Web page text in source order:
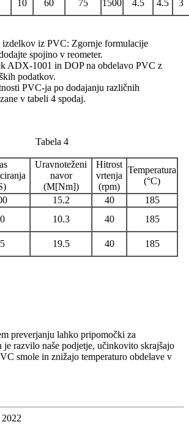
10 60 75 1500 4.5 4.5 3
izdelkov iz PVC: Zgornje formulacije
spojino v reometer.
ADX-1001 in DOP na obdelavo PVC z
podatkov.
PVC-ja po dodajanju različnih
v tabeli 4 spodaj.
Tabela 4
Uravnoteženi
navor
(M[Nm])
Hitrost
vrtenja
(rpm)
Temperatura
(°C)
15.2 40
185
10.3 40
185
19.5 40 185
preverjanju lahko pripomočki za
razvilo naše podjetje, učinkovito skrajšajo
smole in znižajo temperaturo obdelave v